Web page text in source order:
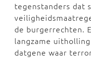
tegenstanders dat
de burgerrechten.
langzame
datgene waar